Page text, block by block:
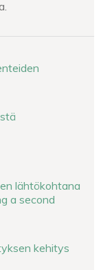
lähtökohtana
a second
kehitys